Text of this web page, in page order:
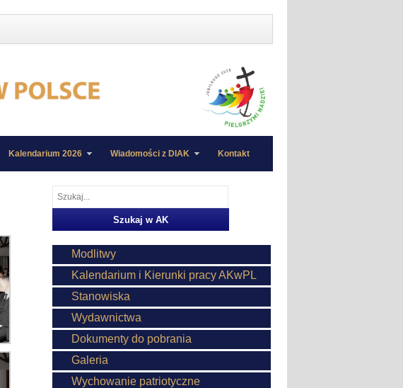
Kalendarium 2026 Wiadomości z DIAK Kontakt
Modlitwy
Kalendarium i Kierunki pracy AKwPL
Stanowiska
Wydawnictwa
Dokumenty do pobrania
Galeria
Wychowanie patriotyczne